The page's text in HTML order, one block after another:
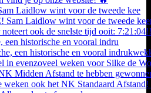
Laidlow wint voor de tweede kee
een historische en vooral indru